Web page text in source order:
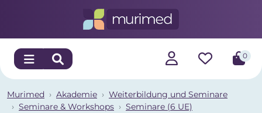
0
Murimed Akademie
Weiterbildung und Seminare
Seminare & Workshops
Seminare (6 UE)